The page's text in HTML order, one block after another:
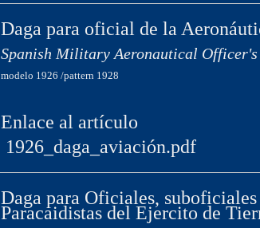
Daga para oficial de la
Spanish Military Aeronautical
modelo 1926 /pattern 1928
Enlace al artículo
1926_daga_aviación.pdf
Daga para Oficiales,
Paracaidistas del Ejercito de